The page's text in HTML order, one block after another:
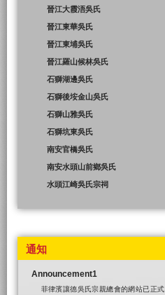
晉江大霞浯吳氏
晉江東華吳氏
晉江東埔吳氏
晉江羅山候林吳氏
石獅湖邊吳氏
石獅後垵金山吳氏
石獅山雅吳氏
石獅坑東吳氏
南安官橋吳氏
南安水頭山前鄉吳氏
水頭江崎吳氏宗祠
通知
Announcement1
菲律濱讓德吳氏宗親總會的網站已正式